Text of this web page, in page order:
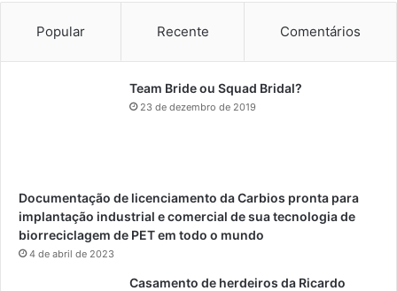
Popular Recente Comentários
Team Bride ou Squad Bridal?
23 de dezembro de 2019
Documentação de licenciamento da Carbios pronta para
implantação industrial e comercial de sua tecnologia de
biorreciclagem de PET em todo o mundo
4 de abril de 2023
Casamento de herdeiros da Ricardo